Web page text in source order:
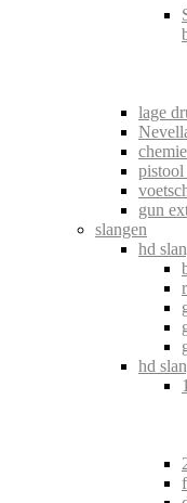
lage
pistool
gun
slangen
hd
hd